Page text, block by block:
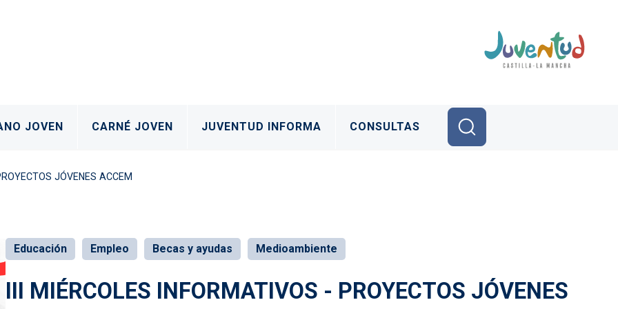
JOVEN CARNÉ JOVEN JUVENTUD INFORMA CONSULTAS
JÓVENES ACCEM
Educación Empleo Becas y ayudas Medioambiente
III MIÉRCOLES INFORMATIVOS - PROYECTOS JÓVENES